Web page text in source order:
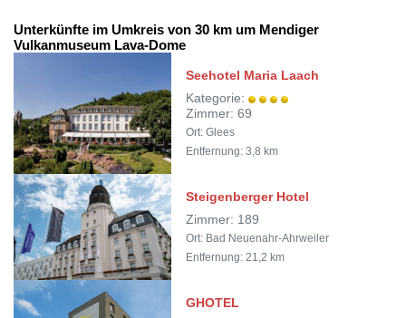
Unterkünfte im Umkreis von 30 km um Mendiger
Vulkanmuseum Lava-Dome
Seehotel Maria Laach
Kategorie:
Zimmer: 69
Ort: Glees
Entfernung: 3,8 km
Steigenberger Hotel
Zimmer: 189
Ort: Bad Neuenahr-Ahrweiler
Entfernung: 21,2 km
GHOTEL